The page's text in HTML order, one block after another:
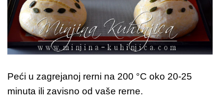
Peći u zagrejanoj rerni na 200 °C oko 20-25
minuta ili zavisno od vaše rerne.